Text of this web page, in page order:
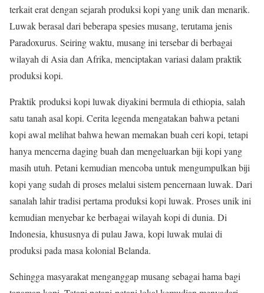
terkait erat dengan sejarah produksi kopi yang unik dan menarik.
Luwak berasal dari beberapa spesies musang, terutama jenis
Paradoxurus. Seiring waktu, musang ini tersebar di berbagai
wilayah di Asia dan Afrika, menciptakan variasi dalam praktik
produksi kopi.
Praktik produksi kopi luwak diyakini bermula di ethiopia, salah
satu tanah asal kopi. Cerita legenda mengatakan bahwa petani
kopi awal melihat bahwa hewan memakan buah ceri kopi, tetapi
hanya mencerna daging buah dan mengeluarkan biji kopi yang
masih utuh. Petani kemudian mencoba untuk mengumpulkan biji
kopi yang sudah di proses melalui sistem pencernaan luwak. Dari
sanalah lahir tradisi pertama produksi kopi luwak. Proses unik ini
kemudian menyebar ke berbagai wilayah kopi di dunia. Di
Indonesia, khususnya di pulau Jawa, kopi luwak mulai di
produksi pada masa kolonial Belanda.
Sehingga masyarakat menganggap musang sebagai hama bagi